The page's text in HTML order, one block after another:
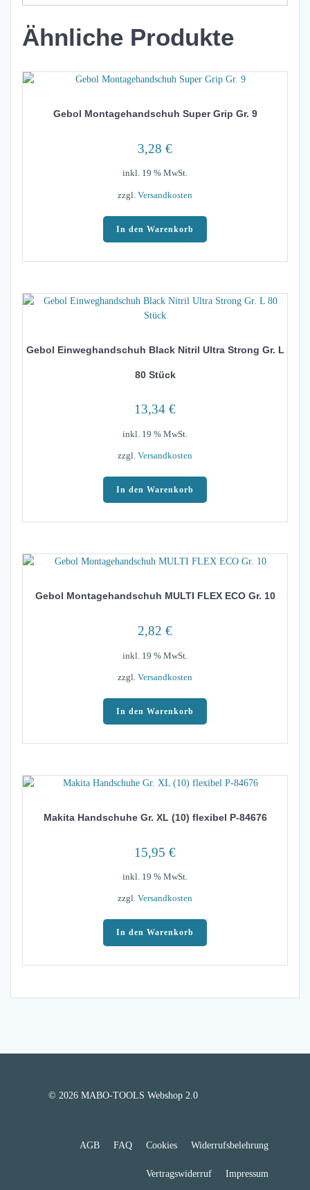
Ähnliche Produkte
Gebol Montagehandschuh Super Grip Gr. 9
3,28 €
inkl. 19 % MwSt.
zzgl. Versandkosten
In den Warenkorb
Gebol Einweghandschuh Black Nitril Ultra Strong Gr. L
80 Stück
13,34 €
inkl. 19 % MwSt.
zzgl. Versandkosten
In den Warenkorb
Gebol Montagehandschuh MULTI FLEX ECO Gr. 10
2,82 €
inkl. 19 % MwSt.
zzgl. Versandkosten
In den Warenkorb
Makita Handschuhe Gr. XL (10) flexibel P-84676
15,95 €
inkl. 19 % MwSt.
zzgl. Versandkosten
In den Warenkorb
© 2026 MABO-TOOLS Webshop 2.0
AGB FAQ Cookies Widerrufsbelehrung
Vertragswiderruf Impressum